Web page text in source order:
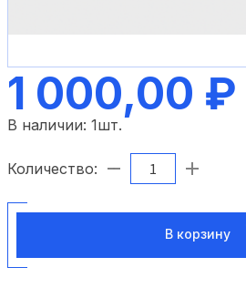
1 000,00 ₽
В наличии: 1шт.
Количество:
В корзину